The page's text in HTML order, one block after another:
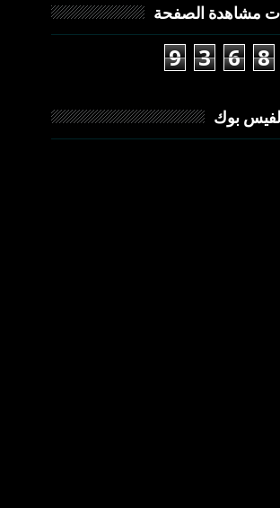
مشاهدة الصفحة
9 3 6 8
بوك